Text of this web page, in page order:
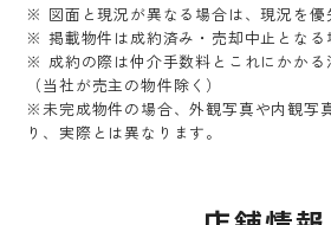
※ 図面と現況が異なる場合は、現況を優
※ 掲載物件は成約済み・売却中止となる
※ 成約の際は仲介手数料とこれにかかる
（当社が売主の物件除く）
※未完成物件の場合、外観写真や内観写
り、実際とは異なります。